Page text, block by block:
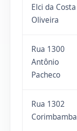
Elci da Costa
Oliveira
Rua 1300
Antônio
Pacheco
Rua 1302
Corimbamba